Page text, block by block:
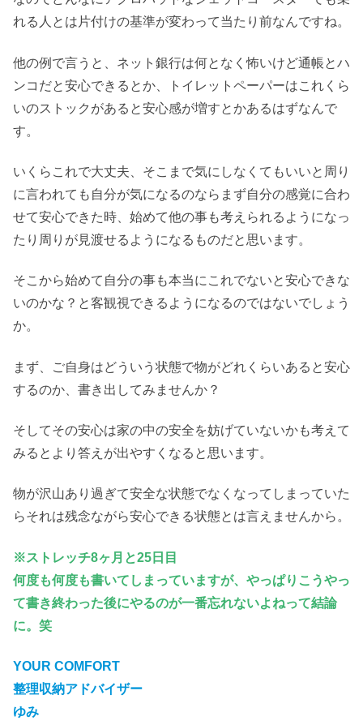
れる人とは片付けの基準が変わって当たり前なんですね。
他の例で言うと、ネット銀行は何となく怖いけど通帳とハ
ンコだと安心できるとか、トイレットペーパーはこれくら
いのストックがあると安心感が増すとかあるはずなんで
す。
いくらこれで大丈夫、そこまで気にしなくてもいいと周り
に言われても自分が気になるのならまず自分の感覚に合わ
せて安心できた時、始めて他の事も考えられるようになっ
たり周りが見渡せるようになるものだと思います。
そこから始めて自分の事も本当にこれでないと安心できな
いのかな？と客観視できるようになるのではないでしょう
か。
まず、ご自身はどういう状態で物がどれくらいあると安心
するのか、書き出してみませんか？
そしてその安心は家の中の安全を妨げていないかも考えて
みるとより答えが出やすくなると思います。
物が沢山あり過ぎて安全な状態でなくなってしまっていた
らそれは残念ながら安心できる状態とは言えませんから。
※ストレッチ8ヶ月と25日目
何度も何度も書いてしまっていますが、やっぱりこうやっ
て書き終わった後にやるのが一番忘れないよねって結論
に。笑
YOUR COMFORT
整理収納アドバイザー
ゆみ